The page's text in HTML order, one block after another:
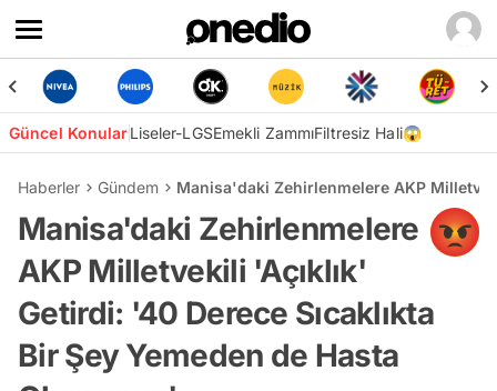
Güncel KonularLiseler-LGSEmekli ZammıFiltresiz Hali😱
Haberler Gündem Manisa'daki Zehirlenmelere AKP
Manisa'daki Zehirlenmelere
AKP Milletvekili 'Açıklık'
Getirdi: '40 Derece Sıcaklıkta
Bir Şey Yemeden de Hasta